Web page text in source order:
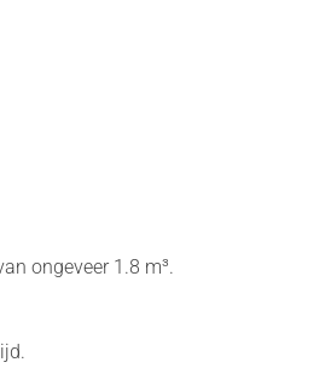
ongeveer 1.8 m³.